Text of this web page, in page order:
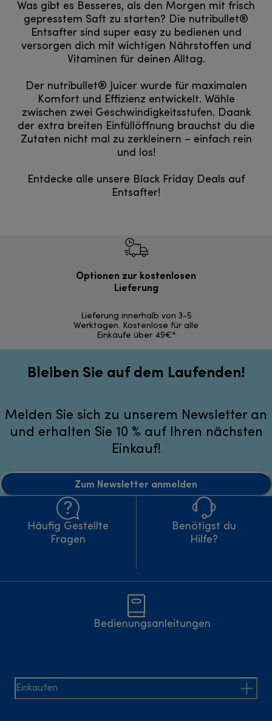
Was gibt es Besseres, als den Morgen mit frisch
gepresstem Saft zu starten? Die nutribullet®
Entsafter sind super easy zu bedienen und
versorgen dich mit wichtigen Nährstoffen und
Vitaminen für deinen Alltag.
Der nutribullet® Juicer wurde für maximalen
Komfort und Effizienz entwickelt. Wähle
zwischen zwei Geschwindigkeitsstufen. Daank
der extra breiten Einfüllöffnung brauchst du die
Zutaten nicht mal zu zerkleinern – einfach rein
und los!
Entdecke alle unsere Black Friday Deals auf
Entsafter!
Optionen zur kostenlosen
Lieferung
Lieferung innerhalb von 3-5
Werktagen. Kostenlose für alle
Einkäufe über 49€*
Bleiben Sie auf dem Laufenden!
Melden Sie sich zu unserem Newsletter an
und erhalten Sie 10 % auf Ihren nächsten
Einkauf!
Zum Newsletter anmelden
Häufig Gestellte
Fragen
Benötigst du
Hilfe?
Bedienungsanleitungen
Einkaufen